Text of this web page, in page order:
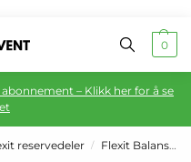
0
– Klikk her for å se
reservedeler / Flexit Balansert ventilasjon